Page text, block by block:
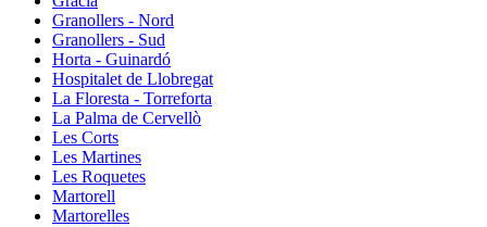
Granollers - Nord
Granollers - Sud
Horta - Guinardó
Hospitalet de Llobregat
La Floresta - Torreforta
La Palma de Cervellò
Les Corts
Les Martines
Les Roquetes
Martorell
Martorelles